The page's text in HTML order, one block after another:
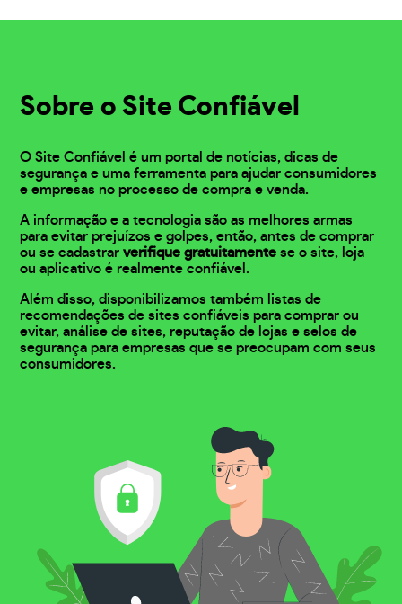
Sobre o Site Confiável
O Site Confiável é um portal de notícias, dicas de
segurança e uma ferramenta para ajudar consumidores
e empresas no processo de compra e venda.
A informação e a tecnologia são as melhores armas
para evitar prejuízos e golpes, então, antes de comprar
ou se cadastrarverifique gratuitamente se o site, loja
ou aplicativo é realmente confiável.
Além disso, disponibilizamos também listas de
recomendações de sites confiáveis para comprar ou
evitar, análise de sites, reputação de lojas e selos de
segurança para empresas que se preocupam com seus
consumidores.